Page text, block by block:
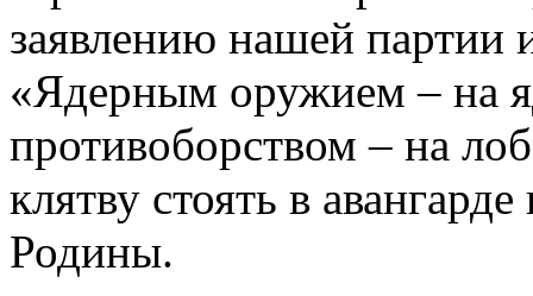
заявлению нашей партии
«Ядерным оружием – на
противоборством – на
клятву стоять в
Родины.